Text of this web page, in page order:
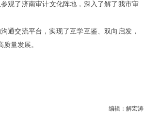
观了济南审计文化阵地，深入了解了我市审
通交流平台，实现了互学互鉴、双向启发，
量发展。
编辑：解宏涛